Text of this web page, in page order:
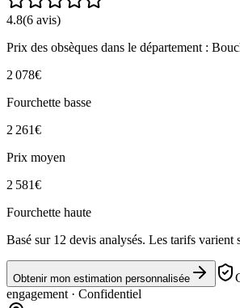
4.8(6 avis)
Prix des obsèques dans le département :
2 078€
Fourchette basse
2 261€
Prix moyen
2 581€
Fourchette haute
Basé sur 12 devis analysés. Les tarifs varient
Obtenir mon estimation personnalisée
engagement · Confidentiel